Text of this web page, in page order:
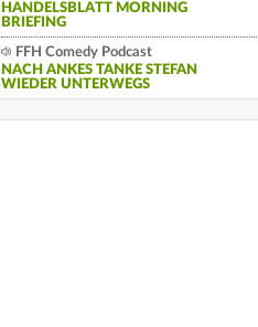
HANDELSBLATT MORNING
BRIEFING
FFH Comedy Podcast
NACH ANKES TANKE STEFAN
WIEDER UNTERWEGS